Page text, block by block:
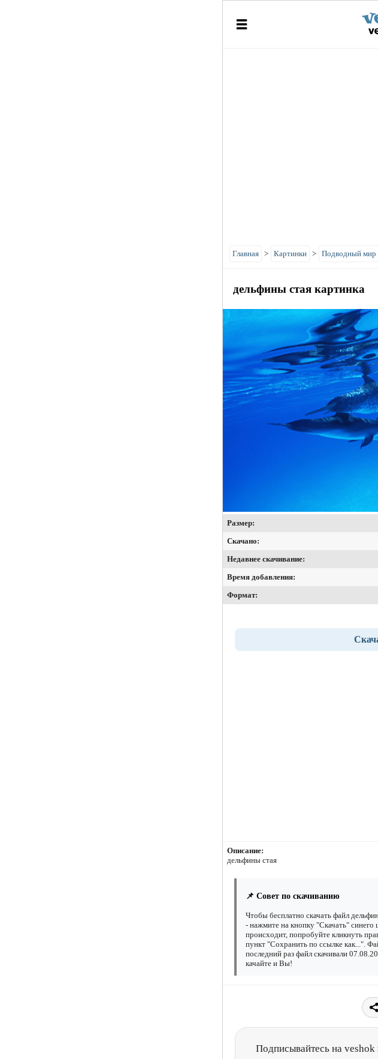
Главная > Картинки > Подводный мир
дельфины стая картинка
Размер:
Скачано:
Недавнее скачивание:
Время добавления:
Формат:
Описание:
дельфины стая
📌 Совет по скачиванию
Чтобы бесплатно скачать файл
- нажмите на кнопку "Скачать" синего
происходит, попробуйте кликнуть
пункт "Сохранить по ссылке как...".
последний раз файл скачивали
качайте и Вы!
Подписывайтесь на veshok